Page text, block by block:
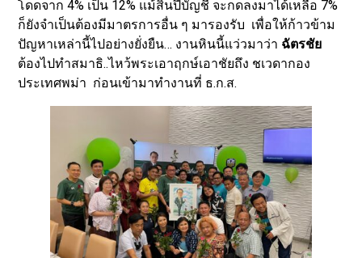
โดดจาก 4% เป็น 12% แม้สิ้นปีบัญชี จะกดลงมาได้เหลือ 7%
ก็ยังจำเป็นต้องมีมาตรการอื่น ๆ มารองรับ เพื่อให้ก้าวข้าม
ปัญหาเหล่านี้ไปอย่างยั่งยืน… งานหินนี้แว่วมาว่า ฉัตรชัย
ต้องไปทำสมาธิ..ไหว้พระเอาฤกษ์เอาชัยถึง ชเวดากอง
ประเทศพม่า ก่อนเข้ามาทำงานที่ ธ.ก.ส.